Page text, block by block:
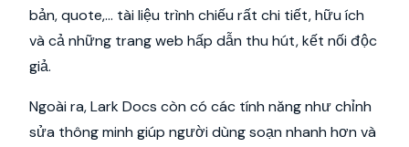
bản, quote,... tài liệu trình chiếu rất chi tiết, hữu ích
và cả những trang web hấp dẫn thu hút, kết nối độc
giả.
Ngoài ra, Lark Docs còn có các tính năng như chỉnh
sửa thông minh giúp người dùng soạn nhanh hơn và